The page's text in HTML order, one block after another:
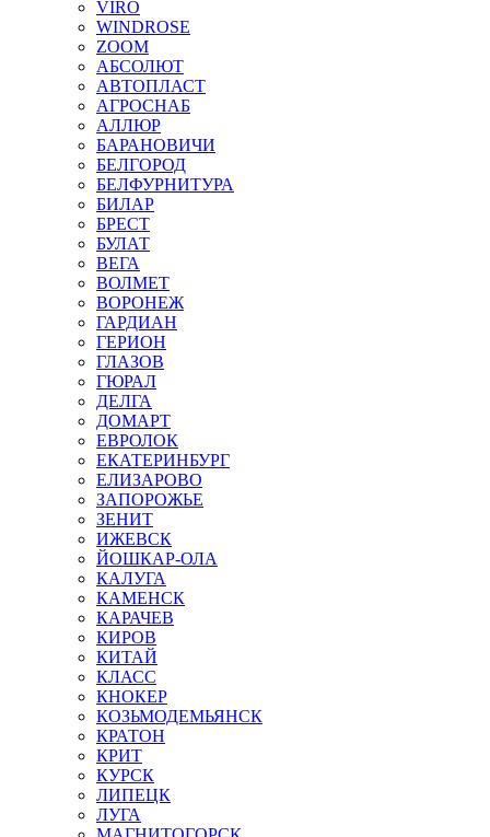
VIRO
WINDROSE
ZOOM
АБСОЛЮТ
АВТОПЛАСТ
АГРОСНАБ
АЛЛЮР
БАРАНОВИЧИ
БЕЛГОРОД
БЕЛФУРНИТУРА
БИЛАР
БРЕСТ
БУЛАТ
ВЕГА
ВОЛМЕТ
ВОРОНЕЖ
ГАРДИАН
ГЕРИОН
ГЛАЗОВ
ГЮРАЛ
ДЕЛГА
ДОМАРТ
ЕВРОЛОК
ЕКАТЕРИНБУРГ
ЕЛИЗАРОВО
ЗАПОРОЖЬЕ
ЗЕНИТ
ИЖЕВСК
ЙОШКАР-ОЛА
КАЛУГА
КАМЕНСК
КАРАЧЕВ
КИРОВ
КИТАЙ
КЛАСС
КНОКЕР
КОЗЬМОДЕМЬЯНСК
КРАТОН
КРИТ
КУРСК
ЛИПЕЦК
ЛУГА